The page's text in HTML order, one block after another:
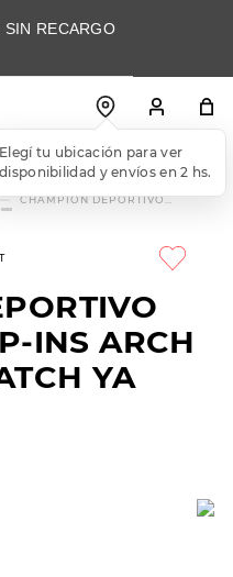
SIN RECARGO
Elegí tu ubicación para ver
disponibilidad y envíos en 2 hs.
CHAMPION DEPORTIVO
INS ARCH
YA
MÁS
BUSCADOS
.
3.
skechers slip-ins
4.
championes